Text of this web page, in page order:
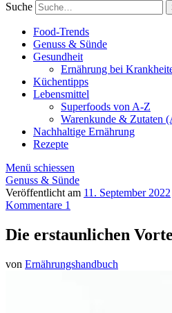
Suche
Food-Trends
Genuss & Sünde
Gesundheit
Ernährung bei
Küchentipps
Lebensmittel
Superfoods von A-Z
Warenkunde & Zutaten
Nachhaltige Ernährung
Rezepte
Menü schiessen
Genuss & Sünde
Veröffentlicht am 11. September 2022
Kommentare 1
Die erstaunlichen
von Ernährungshandbuch